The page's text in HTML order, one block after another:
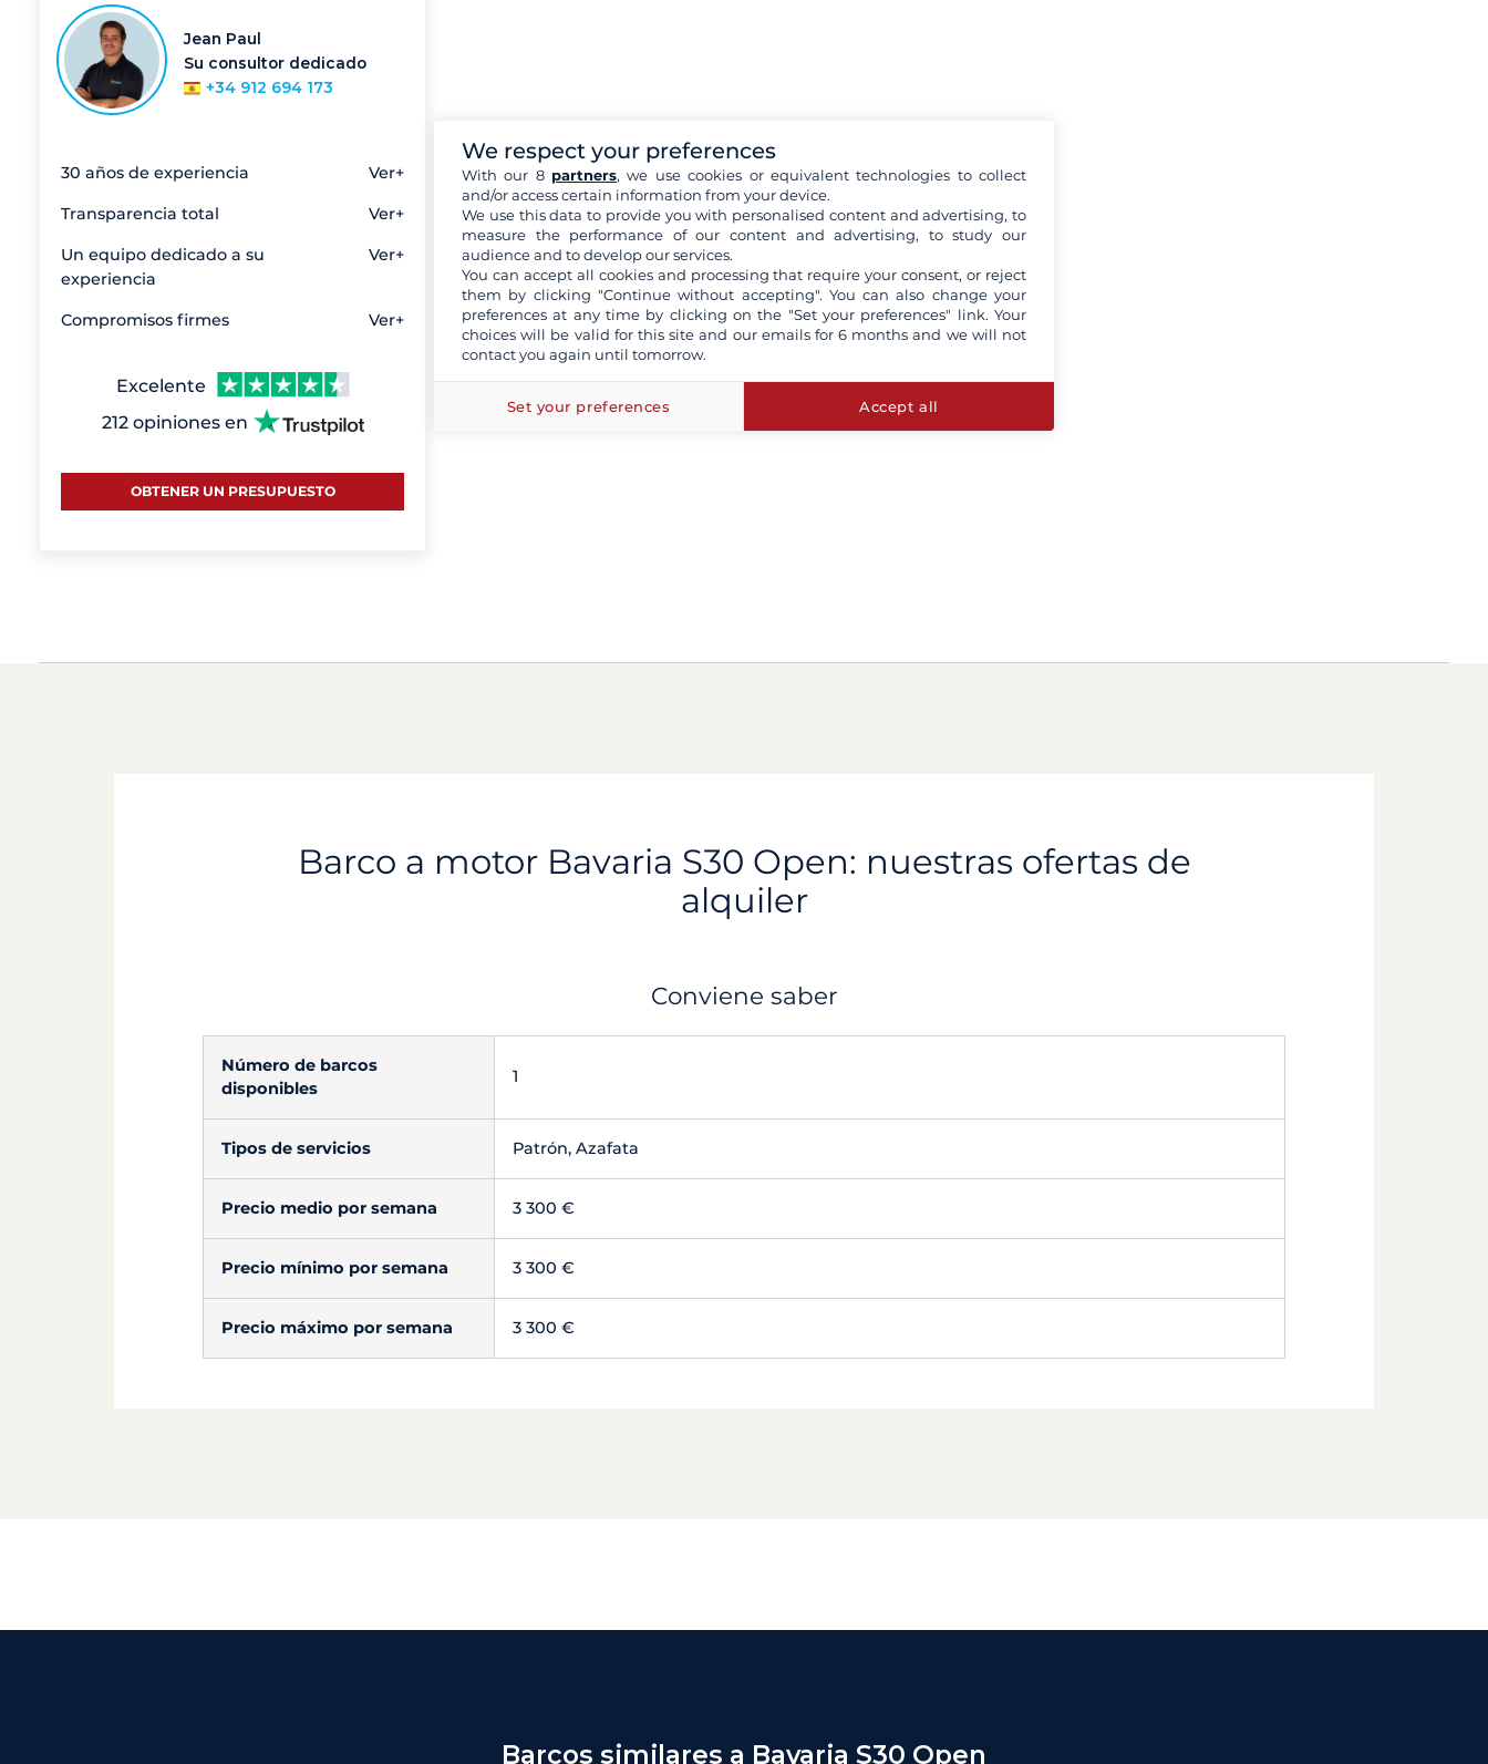
Jean Paul
Su consultor dedicado
+34 912 694 173
30 años de experiencia Ver+
Transparencia total Ver+
Un equipo dedicado a su
experiencia
Ver+
Compromisos firmes Ver+
Excelente
212 opiniones en
OBTENER UN PRESUPUESTO
Barco a motor Bavaria S30 Open: nuestras ofertas de
alquiler
Conviene saber
Número de barcos
disponibles
1
Tipos de servicios Patrón, Azafata
Precio medio por semana 3 300 €
Precio mínimo por semana 3 300 €
Precio máximo por semana 3 300 €
Barcos similares a Bavaria S30 Open
We respect your preferences
With our 8 partners, we use cookies or equivalent technologies to collect
and/or access certain information from your device.
We use this data to provide you with personalised content and advertising, to
measure the performance of our content and advertising, to study our
audience and to develop our services.
You can accept all cookies and processing that require your consent, or reject
them by clicking "Continue without accepting". You can also change your
preferences at any time by clicking on the "Set your preferences" link. Your
choices will be valid for this site and our emails for 6 months and we will not
contact you again until tomorrow.
Set your preferences Accept all